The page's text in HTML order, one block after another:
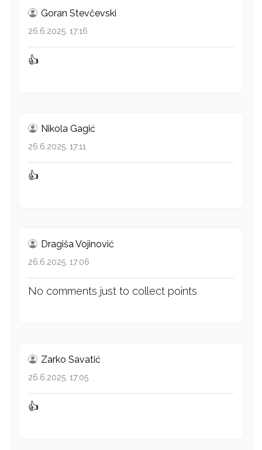
Goran Stevčevski
26.6.2025. 17:16
👍
Nikola Gagić
26.6.2025. 17:11
👍
Dragiša Vojinović
26.6.2025. 17:06
No comments just to collect points
Zarko Savatić
26.6.2025. 17:05
👍